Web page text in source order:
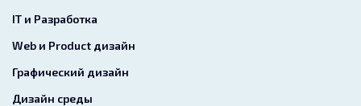
IT и Разработка
Web и Product дизайн
Графический дизайн
Дизайн среды